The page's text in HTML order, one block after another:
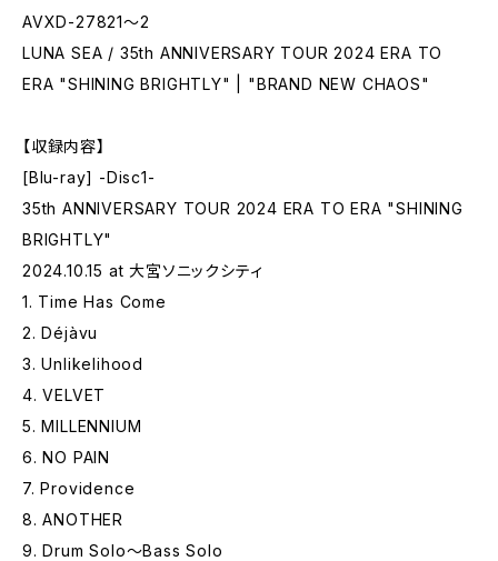
AVXD-27821～2
LUNA SEA / 35th ANNIVERSARY TOUR 2024 ERA TO
ERA "SHINING BRIGHTLY" | "BRAND NEW CHAOS"
【収録内容】
[Blu-ray] -Disc1-
35th ANNIVERSARY TOUR 2024 ERA TO ERA "SHINING
BRIGHTLY"
2024.10.15 at 大宮ソニックシティ
1. Time Has Come
2. Déjàvu
3. Unlikelihood
4. VELVET
5. MILLENNIUM
6. NO PAIN
7. Providence
8. ANOTHER
9. Drum Solo～Bass Solo